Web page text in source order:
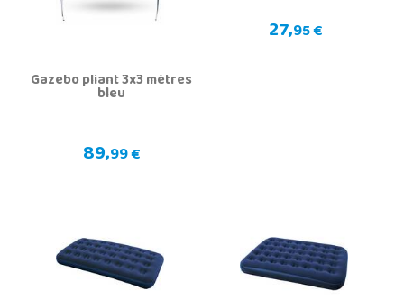
Gazebo pliant 3x3 mètres
bleu
89,99 €
27,95 €